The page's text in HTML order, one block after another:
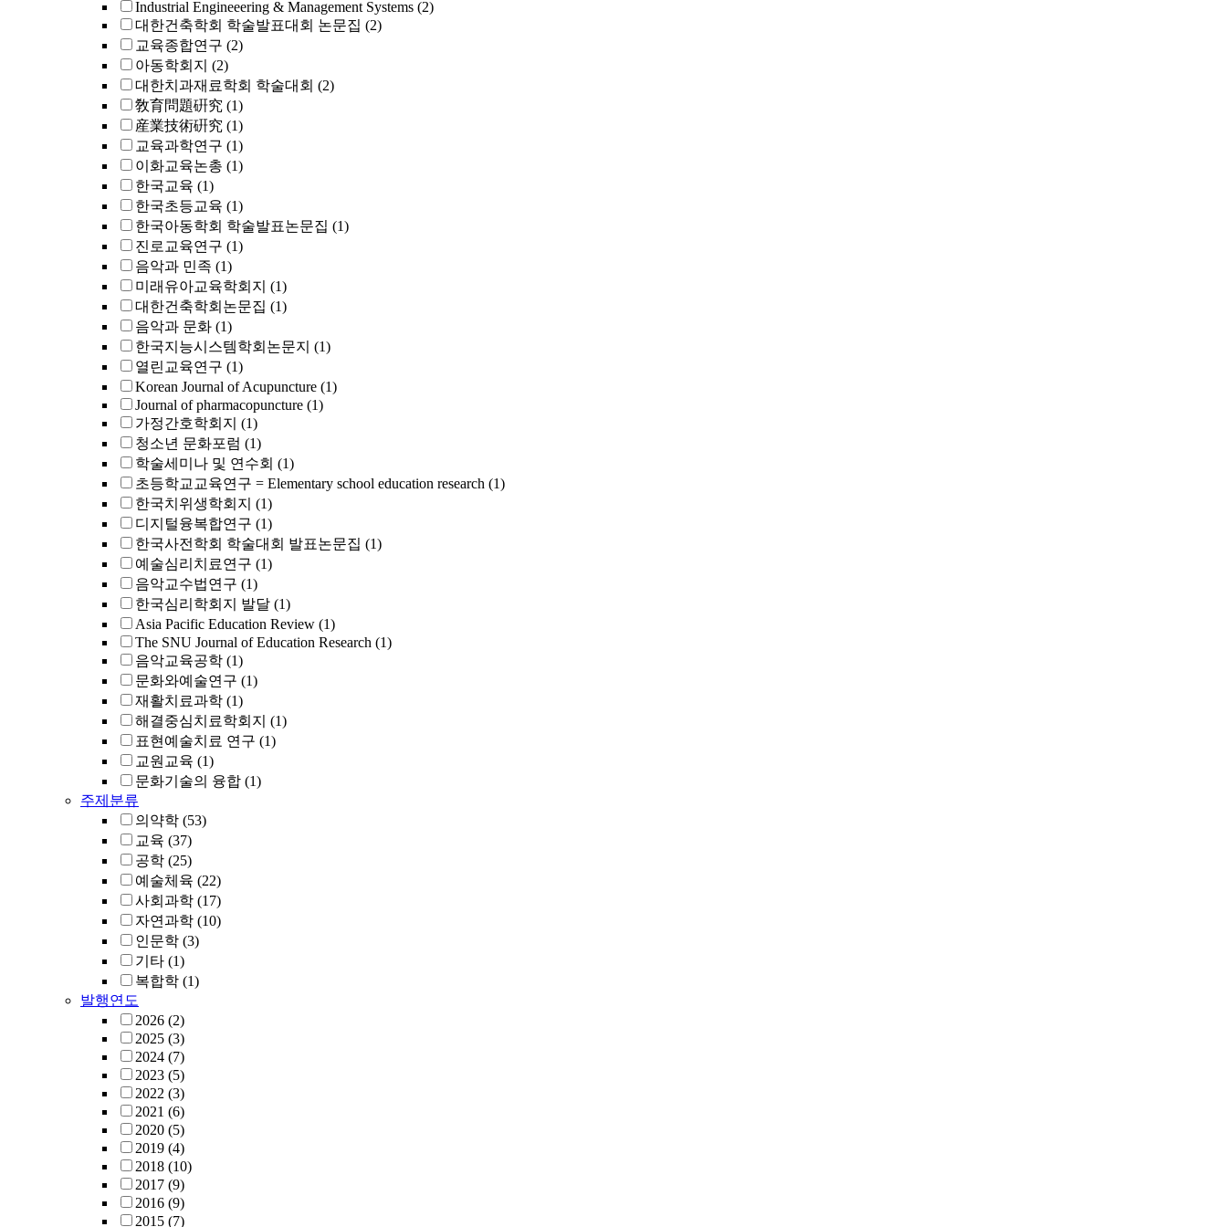
Industrial Engineeering & Management Systems (2)
대한건축학회 학술발표대회 논문집 (2)
교육종합연구 (2)
아동학회지 (2)
대한치과재료학회 학술대회 (2)
敎育問題硏究 (1)
産業技術硏究 (1)
교육과학연구 (1)
이화교육논총 (1)
한국교육 (1)
한국초등교육 (1)
한국아동학회 학술발표논문집 (1)
진로교육연구 (1)
음악과 민족 (1)
미래유아교육학회지 (1)
대한건축학회논문집 (1)
음악과 문화 (1)
한국지능시스템학회논문지 (1)
열린교육연구 (1)
Korean Journal of Acupuncture (1)
Journal of pharmacopuncture (1)
가정간호학회지 (1)
청소년 문화포럼 (1)
학술세미나 및 연수회 (1)
초등학교교육연구 = Elementary school education research (1)
한국치위생학회지 (1)
디지털융복합연구 (1)
한국사전학회 학술대회 발표논문집 (1)
예술심리치료연구 (1)
음악교수법연구 (1)
한국심리학회지 발달 (1)
Asia Pacific Education Review (1)
The SNU Journal of Education Research (1)
음악교육공학 (1)
문화와예술연구 (1)
재활치료과학 (1)
해결중심치료학회지 (1)
표현예술치료 연구 (1)
교원교육 (1)
문화기술의 융합 (1)
주제분류
의약학 (53)
교육 (37)
공학 (25)
예술체육 (22)
사회과학 (17)
자연과학 (10)
인문학 (3)
기타 (1)
복합학 (1)
발행연도
2026 (2)
2025 (3)
2024 (7)
2023 (5)
2022 (3)
2021 (6)
2020 (5)
2019 (4)
2018 (10)
2017 (9)
2016 (9)
2015 (7)